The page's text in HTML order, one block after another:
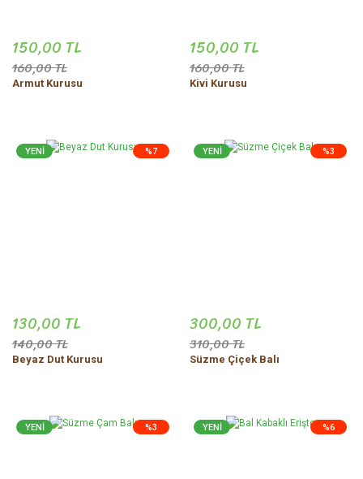
150,00 TL
160,00 TL
Armut Kurusu
150,00 TL
160,00 TL
Kivi Kurusu
%7
YENİ
130,00 TL
140,00 TL
Beyaz Dut Kurusu
%3
YENİ
300,00 TL
310,00 TL
Süzme Çiçek Balı
%3
YENİ %6
YENİ